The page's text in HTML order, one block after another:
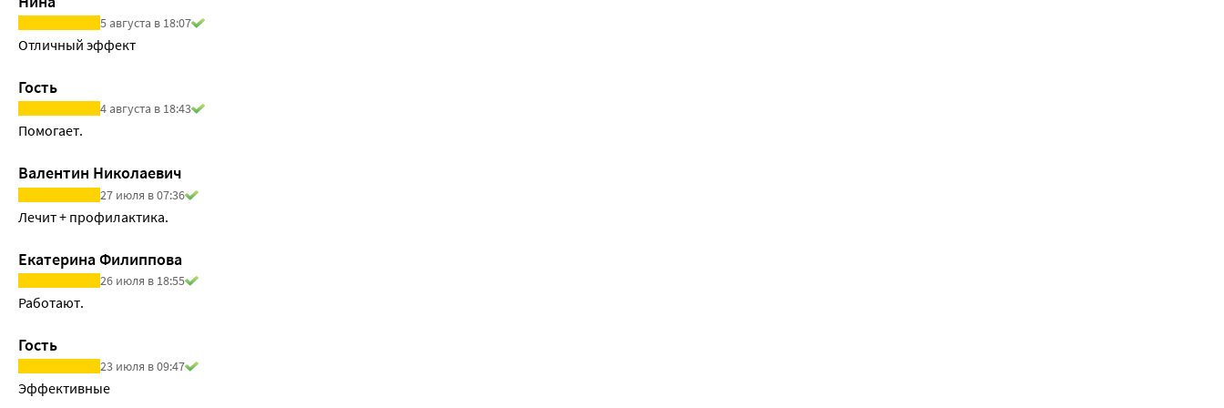
5 августа в 18:07
Отличный эффект
Гость
4 августа в 18:43
Помогает.
Валентин Николаевич
27 июля в 07:36
Лечит + профилактика.
Екатерина Филиппова
26 июля в 18:55
Работают.
Гость
23 июля в 09:47
Эффективные